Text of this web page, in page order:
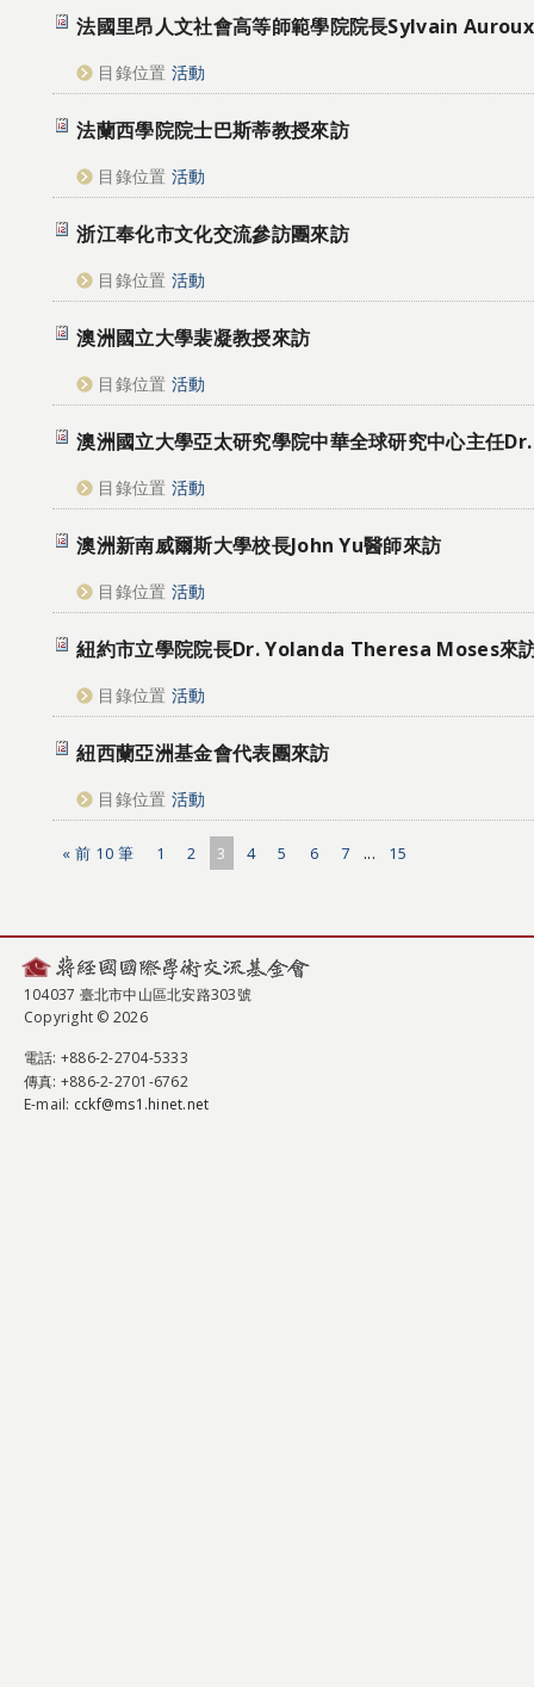
法國里昂人文社會高等師範學院院長Sylvain
目錄位置 活動
法蘭西學院院士巴斯蒂教授來訪
目錄位置 活動
浙江奉化市文化交流參訪團來訪
目錄位置 活動
澳洲國立大學裴凝教授來訪
目錄位置 活動
澳洲國立大學亞太研究學院中華全球研究中心主任
目錄位置 活動
澳洲新南威爾斯大學校長John Yu醫師來訪
目錄位置 活動
紐約市立學院院長Dr. Yolanda Theresa Moses來
目錄位置 活動
紐西蘭亞洲基金會代表團來訪
目錄位置 活動
« 前 10 筆 1 2 3 4 5 6 7 ... 15
104037 臺北市中山區北安路303號
Copyright © 2026
電話: +886-2-2704-5333
傳真: +886-2-2701-6762
E-mail: cckf@ms1.hinet.net